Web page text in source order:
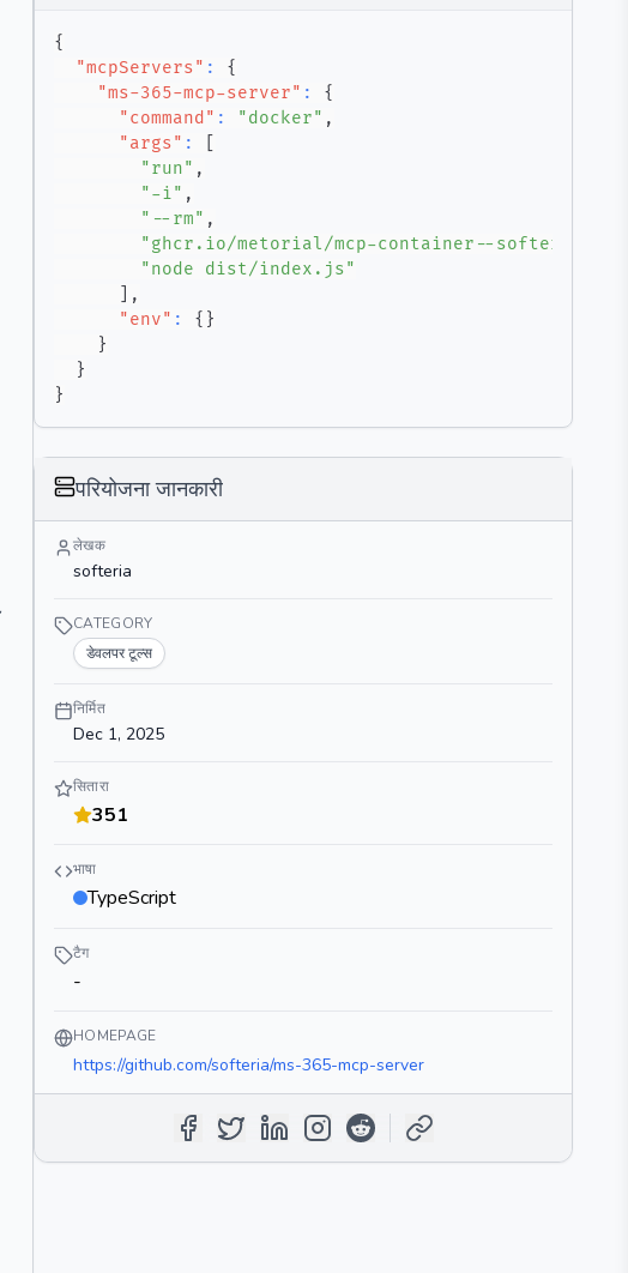
{
"mcpServers" :
{
"ms-365-mcp-server" :
{
"command" : "docker" ,
"args" :
"run" ,
"-i" ,
"--rm" ,
"ghcr.io/metorial/mcp-container--softeria--ms-
"node dist/index.js"
,
"env" : { }
}
}
}
परियोजना जानकारी
लेखक
softeria
CATEGORY
डेवलपर टूल्स
निर्मित
Dec 1, 2025
सितारा
351
भाषा
TypeScript
टैग
-
HOMEPAGE
https://github.com/softeria/ms-365-mcp-server